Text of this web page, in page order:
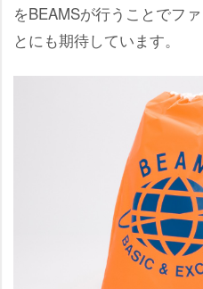
をBEAMSが行うことでフ
とにも期待しています。